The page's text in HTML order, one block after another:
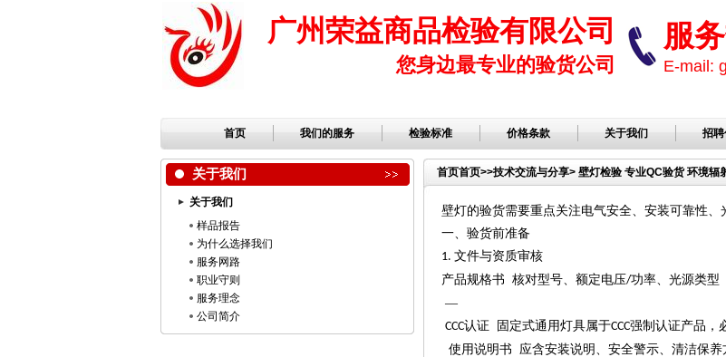
广州荣益商品检验有限公司
您身边最专业的验货公司
服
E-mail:
首页 我们的服务 检验标准 价格条款 关于我们 招
关于我们
关于我们
样品报告
为什么选择我们
服务网路
职业守则
服务理念
公司简介
首页首页>>技术交流与分享> 壁灯检验 专业QC验货 环境辐
壁灯的验货需要重点关注电气安全、安装可靠性、
一、验货前准备
1. 文件与资质审核
产品规格书 核对型号、额定电压/功率、光源类型
—
CCC认证 固定式通用灯具属于CCC强制认证产品，
使用说明书
应含安装说明、安全警示、清洁保养